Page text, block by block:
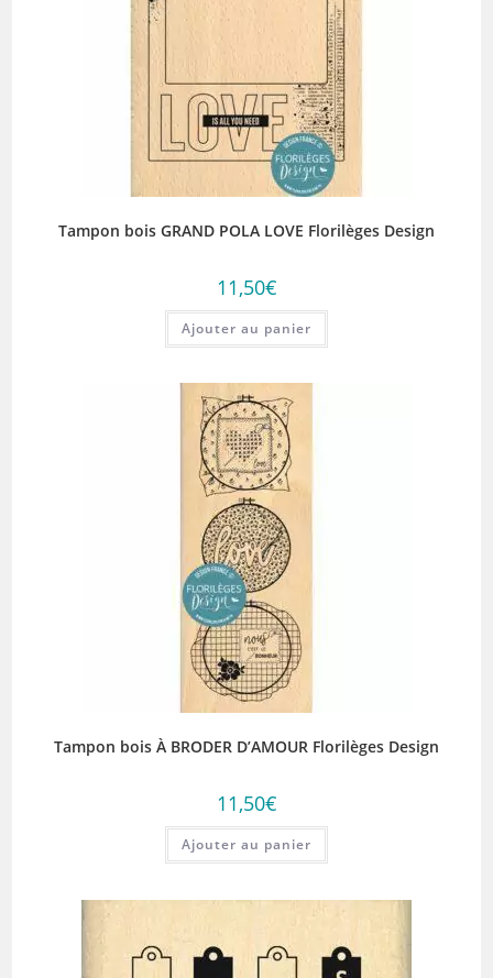
Tampon bois GRAND POLA LOVE Florilèges Design
11,50€
Ajouter au panier
Tampon bois À BRODER D’AMOUR Florilèges Design
11,50€
Ajouter au panier